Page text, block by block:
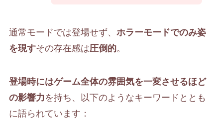
通常モードでは登場せず、 ホラーモードでのみ姿
を現すその存在感は圧倒的。
登場時にはゲーム全体の雰囲気を一変させるほど
の影響力 を持ち、以下のようなキーワードととも
に語られています：